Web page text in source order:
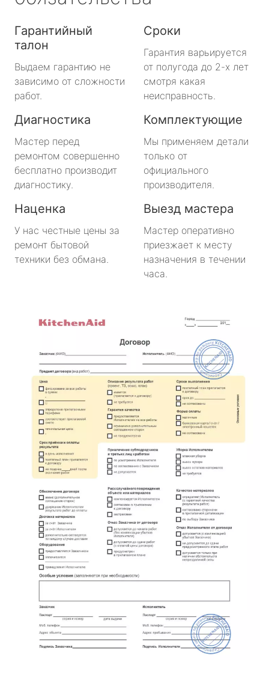
Гарантийный
талон
Выдаем гарантию не
зависимо от сложности
работ.
Сроки
Гарантия варьируется
от полугода до 2-х лет
смотря какая
неисправность.
Диагностика
Мастер перед
ремонтом совершенно
бесплатно производит
диагностику.
Комплектующие
Мы применяем детали
только от
официального
производителя.
Наценка
У нас честные цены за
ремонт бытовой
техники без обмана.
Выезд мастера
Мастер оперативно
приезжает к месту
назначения в течении
часа.